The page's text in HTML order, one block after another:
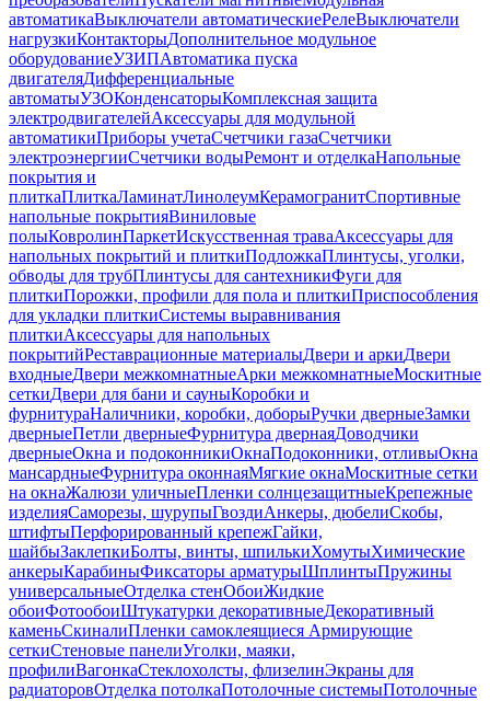
автоматикаВыключатели автоматическиеРелеВыключатели
нагрузкиКонтакторыДополнительное модульное
оборудованиеУЗИПАвтоматика пуска
двигателяДифференциальные
автоматыУЗОКонденсаторыКомплексная защита
электродвигателейАксессуары для модульной
автоматикиПриборы учетаСчетчики газаСчетчики
электроэнергииСчетчики водыРемонт и отделкаНапольные
покрытия и
плиткаПлиткаЛаминатЛинолеумКерамогранитСпортивные
напольные покрытияВиниловые
полыКовролинПаркетИскусственная траваАксессуары для
напольных покрытий и плиткиПодложкаПлинтусы, уголки,
обводы для трубПлинтусы для сантехникиФуги для
плиткиПорожки, профили для пола и плиткиПриспособления
для укладки плиткиСистемы выравнивания
плиткиАксессуары для напольных
покрытийРеставрационные материалыДвери и аркиДвери
входныеДвери межкомнатныеАрки межкомнатныеМоскитные
сеткиДвери для бани и сауныКоробки и
фурнитураНаличники, коробки, доборыРучки дверныеЗамки
дверныеПетли дверныеФурнитура двернаяДоводчики
дверныеОкна и подоконникиОкнаПодоконники, отливыОкна
мансардныеФурнитура оконнаяМягкие окнаМоскитные сетки
на окнаЖалюзи уличныеПленки солнцезащитныеКрепежные
изделияСаморезы, шурупыГвоздиАнкеры, дюбелиСкобы,
штифтыПерфорированный крепежГайки,
шайбыЗаклепкиБолты, винты, шпилькиХомутыХимические
анкерыКарабиныФиксаторы арматурыШплинтыПружины
универсальныеОтделка стенОбоиЖидкие
обоиФотообоиШтукатурки декоративныеДекоративный
каменьСкиналиПленки самоклеящиеся Армирующие
сеткиСтеновые панелиУголки, маяки,
профилиВагонкаСтеклохолсты, флизелинЭкраны для
радиаторовОтделка потолкаПотолочные системыПотолочные